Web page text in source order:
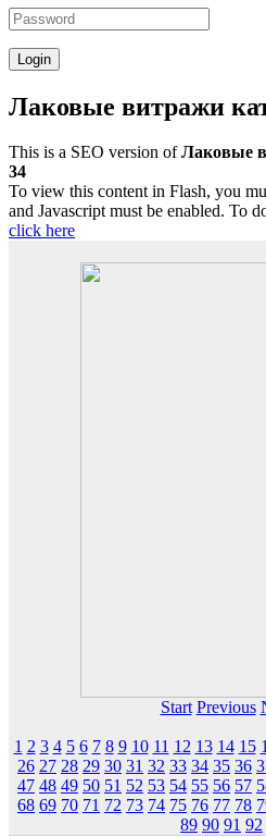
Лаковые витражи
This is a SEO version ofЛаковые
34
To view this content in Flash, you
and Javascript must be enabled. To
click here
Start Previous
1 2 3 4 5 6 7 8 9 10 11 12 13 14 15
26 27 28 29 30 31 32 33 34 35 36
47 48 49 50 51 52 53 54 55 56 57
68 69 70 71 72 73 74 75 76 77 78
89 90 91 92